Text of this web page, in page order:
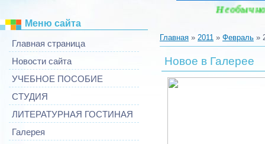
Меню сайта
Главная страница
Новости сайта
УЧЕБНОЕ ПОСОБИЕ
СТУДИЯ
ЛИТЕРАТУРНАЯ ГОСТИНАЯ
Галерея
Главная » 2011 » Февраль »
Новое в Галерее